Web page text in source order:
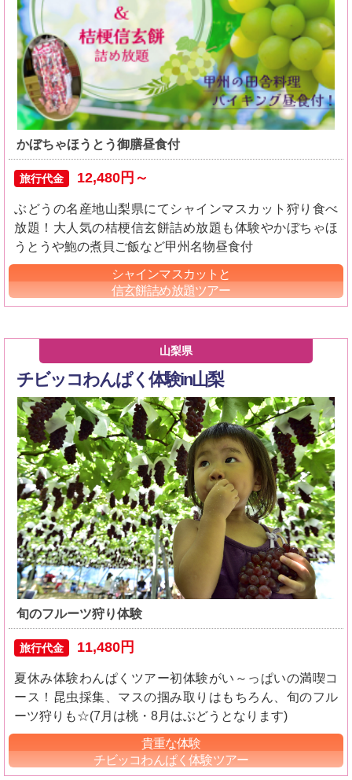
かぼちゃほうとう御膳昼食付
旅行代金 12,480円～
ぶどうの名産地山梨県にてシャインマスカット狩り食べ
放題！大人気の桔梗信玄餅詰め放題も体験やかぼちゃほ
うとうや鮑の煮貝ご飯など甲州名物昼食付
シャインマスカットと
信玄餅詰め放題ツアー
山梨県
チビッコわんぱく体験in山梨
旬のフルーツ狩り体験
旅行代金 11,480円
夏休み体験わんぱくツアー初体験がい～っぱいの満喫コ
ース！昆虫採集、マスの掴み取りはもちろん、旬のフル
ーツ狩りも☆(7月は桃・8月はぶどうとなります)
貴重な体験
チビッコわんぱく体験ツアー